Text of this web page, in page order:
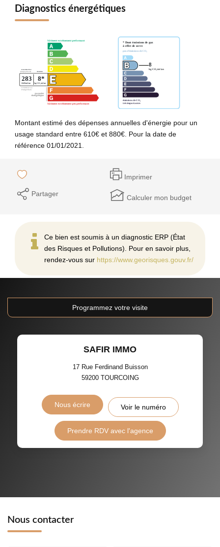
Diagnostics énergétiques
Montant estimé des dépenses annuelles d'énergie pour un
usage standard entre 610€ et 880€. Pour la date de
référence 01/01/2021.
Imprimer
Partager Calculer mon budget
Ce bien est soumis à un diagnostic ERP (État
des Risques et Pollutions). Pour en savoir plus,
rendez-vous sur https://www.georisques.gouv.fr/
Programmez votre visite
SAFIR IMMO
17 Rue Ferdinand Buisson
59200 TOURCOING
Nous écrire Voir le numéro
Prendre RDV avec l'agence
Nous contacter